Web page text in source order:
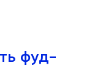
фуд-